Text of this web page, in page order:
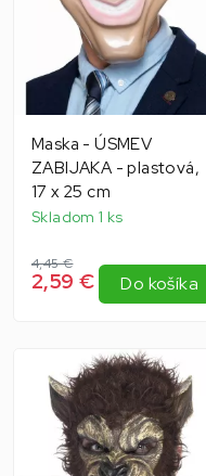
Maska - ÚSMEV
ZABIJAKA - plastová,
17 x 25 cm
Skladom 1 ks
4,45 €
2,59 € Do košíka